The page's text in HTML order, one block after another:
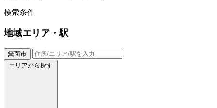
検索条件
地域エリア・駅
箕面市
エリアから探す